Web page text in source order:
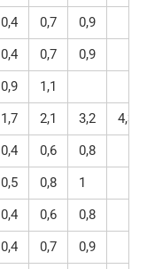
0,4 0,7
0,9
0,4 0,7
0,9
0,9
1,1
1,7 2,1 3,2
4,3
0,4 0,6
0,8
0,5 0,8
1
0,4 0,6
0,8
0,4 0,7
0,9